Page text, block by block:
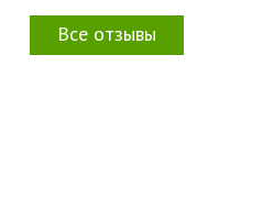
Все отзывы